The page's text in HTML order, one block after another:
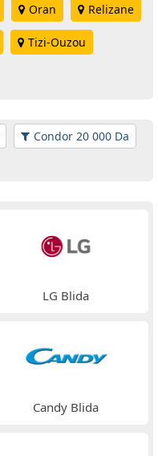
Oran Relizane
Tizi-Ouzou
Condor 20 000 Da
LG Blida
Candy Blida